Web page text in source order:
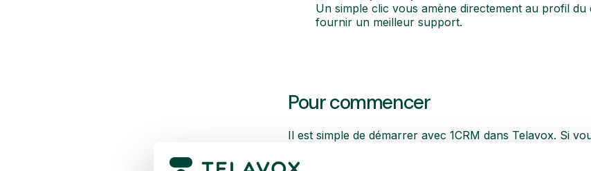
Un simple clic vous amène directement au profil
fournir un meilleur support.
Pour commencer
Il est simple de démarrer avec 1CRM dans Telavox. Si
pour obtenir des conseils
à votre disposition pour vous guider tout au long du